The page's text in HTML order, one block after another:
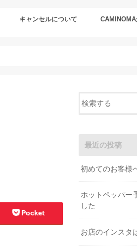
キャンセルについて
Pocket
最近の投稿
初めてのお客様
ホットペッパー
した
お店のインスタ